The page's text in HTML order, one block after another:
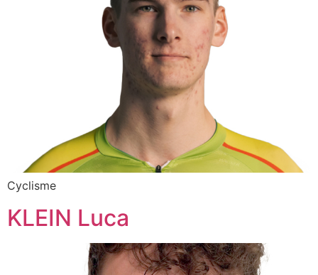
Cyclisme
KLEIN Luca